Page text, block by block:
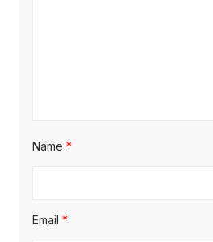
Name *
Email *